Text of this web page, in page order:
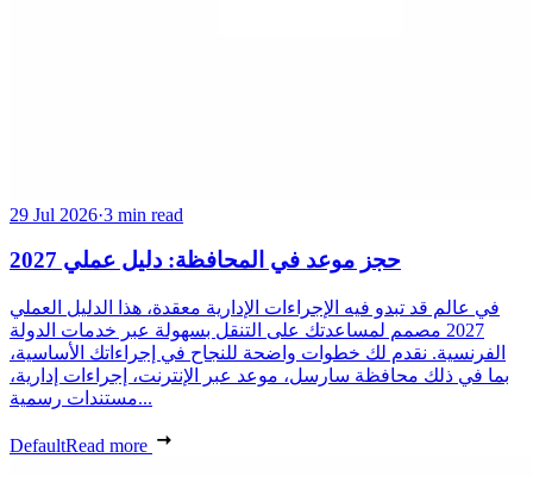
29 Jul 2026·3 min read
حجز موعد في المحافظة: دليل عملي 2027
في عالم قد تبدو فيه الإجراءات الإدارية معقدة، هذا الدليل العملي
2027 مصمم لمساعدتك على التنقل بسهولة عبر خدمات الدولة
الفرنسية. نقدم لك خطوات واضحة للنجاح في إجراءاتك الأساسية،
بما في ذلك محافظة سارسل، موعد عبر الإنترنت، إجراءات إدارية،
مستندات رسمية...
DefaultRead more